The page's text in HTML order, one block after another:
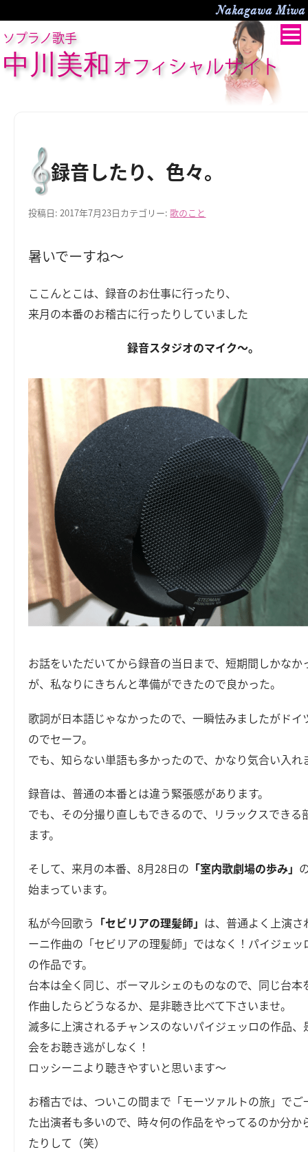
Nakagawa
ソプラノ歌手
中川美和 オフィシャルサイト
録音したり、色々。
投稿日:2017年7月23日カテゴリー:歌のこと
暑いでーすね～
ここんとこは、録音のお仕事に行ったり、
来月の本番のお稽古に行ったりしていました
録音スタジオのマイク～。
お話をいただいてから録音の当日まで、短期間しかなか
が、私なりにきちんと準備ができたので良かった。
歌詞が日本語じゃなかったので、一瞬怯みましたがドイ
のでセーフ。
でも、知らない単語も多かったので、かなり気合い入
録音は、普通の本番とは違う緊張感があります。
でも、その分撮り直しもできるので、リラックスできる
ます。
そして、来月の本番、8月28日の 「室内歌劇場の歩み」
始まっています。
私が今回歌う 「セビリアの理髪師」 は、普通よく上演さ
ーニ作曲の「セビリアの理髪師」ではなく！パイジェッ
の作品です。
台本は全く同じ、ボーマルシェのものなので、同じ台本
作曲したらどうなるか、是非聴き比べて下さいませ。
滅多に上演されるチャンスのないパイジェッロの作品、
会をお聴き逃がしなく！
ロッシーニより聴きやすいと思います～
お稽古では、ついこの間まで「モーツァルトの旅」でご
た出演者も多いので、時々何の作品をやってるのか分か
たりして（笑）